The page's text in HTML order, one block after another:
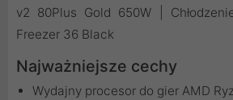
v2 80Plus Gold 650W |
Freezer 36 Black
Najważniejsze cechy
Wydajny procesor do gier AMD